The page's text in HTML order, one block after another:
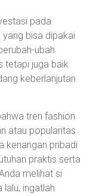
pada
bisa dipakai
ubah
tetapi juga baik
keberlanjutan
tren fashion
atau popularitas
kenangan pribadi
praktis serta
melihat si
ingatlah